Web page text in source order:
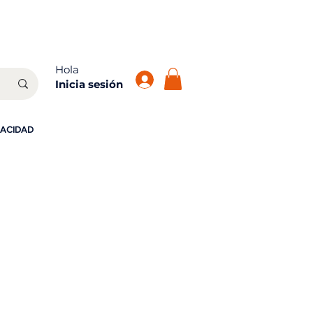
Hola
Inicia sesión